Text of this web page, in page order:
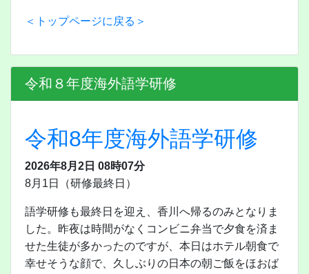
＜トップページに戻る＞
令和８年度海外語学研修
令和8年度海外語学研修
2026年8月2日 08時07分
8月1日（研修最終日）
語学研修も最終日を迎え、香川へ帰るのみとなりま
した。昨夜は時間がなくコンビニ弁当で夕食を済ま
せた生徒が多かったのですが、本日はホテル朝食で
幸せそうな顔で、久しぶりの日本の朝ご飯をほおば